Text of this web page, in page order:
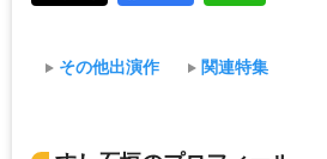
その他出演作 関連特集